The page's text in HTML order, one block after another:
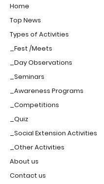
Home
Top News
Types of Activities
_Fest /Meets
_Day Observations
_Seminars
_Awareness Programs
_Competitions
_Quiz
_Social Extension Activities
_Other Activities
About us
Contact us